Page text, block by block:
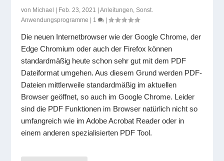
von Michael Feb. 23, 2021 |Anleitungen,Sonst.
Anwendungsprogramme
1 |
Die neuen Internetbrowser wie der Google Chrome, der
Edge Chromium oder auch der Firefox können
standardmäßig heute schon sehr gut mit dem PDF
Dateiformat umgehen. Aus diesem Grund werden PDF-
Dateien mittlerweile standardmäßig im aktuellen
Browser geöffnet, so auch im Google Chrome. Leider
sind die PDF Funktionen im Browser natürlich nicht so
umfangreich wie im Adobe Acrobat Reader oder in
einem anderen spezialisierten PDF Tool.